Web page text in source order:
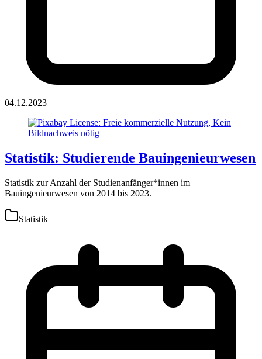
04.12.2023
Statistik: Studierende Bauingenieurwesen
Statistik zur Anzahl der Studienanfänger*innen im
Bauingenieurwesen von 2014 bis 2023.
Statistik